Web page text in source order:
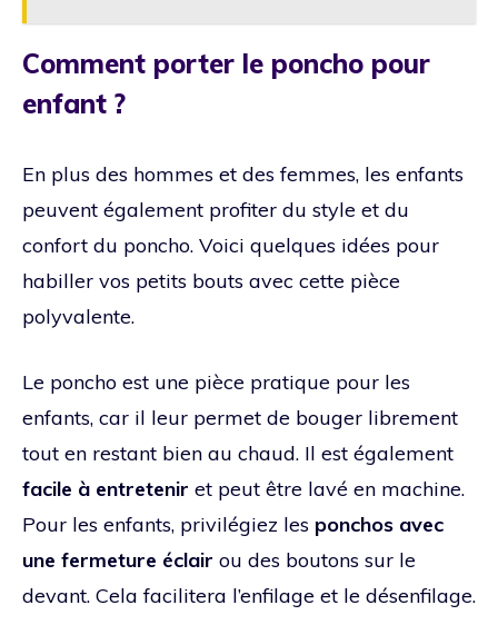
Comment porter le poncho pour
enfant ?
En plus des hommes et des femmes, les enfants
peuvent également profiter du style et du
confort du poncho. Voici quelques idées pour
habiller vos petits bouts avec cette pièce
polyvalente.
Le poncho est une pièce pratique pour les
enfants, car il leur permet de bouger librement
tout en restant bien au chaud. Il est également
facile à entretenir et peut être lavé en machine.
Pour les enfants, privilégiez les ponchos avec
une fermeture éclair ou des boutons sur le
devant. Cela facilitera l’enfilage et le désenfilage.